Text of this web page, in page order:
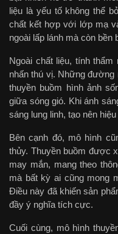
liệu là yếu tố không thể
chất kết hợp với lớp mạ
ngoài lấp lánh mà còn bền
Ngoài chất liệu, tính
nhấn thú vị. Những đường
thuyền buồm hình ảnh
giữa sóng gió. Khi ánh
sáng lung linh, tạo nên
Bên cạnh đó, mô hình
thủy. Thuyền buồm được
may mắn, mang theo
mà bất kỳ ai cũng mong
Điều này đã khiến sản
đầy ý nghĩa tích cực.
Cuối cùng, mô hình